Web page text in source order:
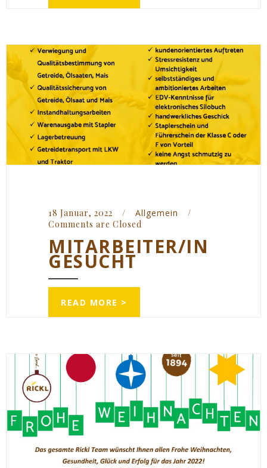
18 Januar, 2022 / Allgemein
/
Comments are Closed
MITARBEITER/IN
GESUCHT
READ MORE >